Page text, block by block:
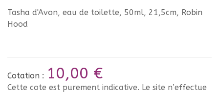
Tasha d'Avon, eau de toilette, 50ml, 21,5cm, Robin
Hood
Cotation : 10,00 €
Cette cote est purement indicative. Le site n’effectue